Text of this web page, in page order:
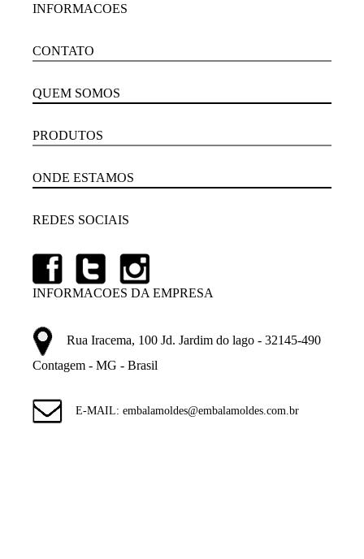
INFORMACOES
CONTATO
QUEM SOMOS
PRODUTOS
ONDE ESTAMOS
REDES SOCIAIS
INFORMACOES DA EMPRESA
Rua Iracema, 100 Jd. Jardim do lago - 32145-490
Contagem - MG - Brasil
E-MAIL: embalamoldes@embalamoldes.com.br